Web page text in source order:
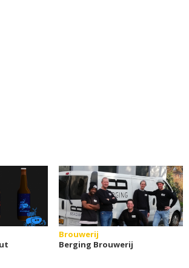
Brouwerij
Berging Brouwerij